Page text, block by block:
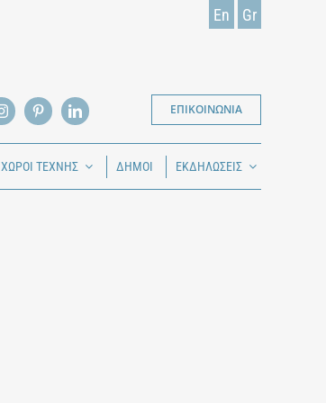
En Gr
ΕΠΙΚΟΙΝΩΝΙΑ
ΧΩΡΟΙ ΤΕΧΝΗΣ ΔΗΜΟΙ ΕΚΔΗΛΩΣΕΙΣ